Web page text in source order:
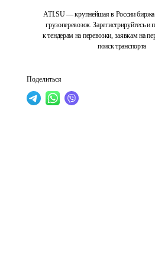
ATI.SU — крупнейшая в России
грузоперевозок. Зарегистрируйтесь и
к тендерам на перевозки, заявкам на
поиск транспорта
Поделиться